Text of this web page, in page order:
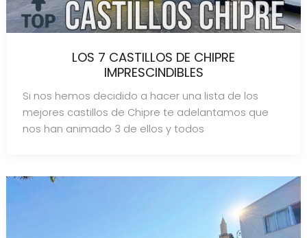
LOS 7 CASTILLOS DE CHIPRE
IMPRESCINDIBLES
Si nos hemos decidido a hacer una lista de los
mejores castillos de Chipre te adelantamos que
nos han animado 3 de ellos y todos